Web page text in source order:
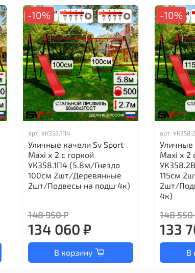
-10%
арт. УК358.1П4
Уличные качели Sv Sport
Maxi х 2 с горкой
УК358.1П4 (5.8м/Гнездо
100см 2шт/Деревянные
2шт/Подвесы на подш 4к)
148 950 ₽
134 060 ₽
В корзину
-10%
арт.
Уличные
Maxi х 2
115см
2шт/
4к)
148 550
133
В